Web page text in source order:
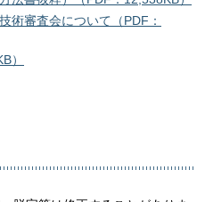
術審査会について（PDF：
）